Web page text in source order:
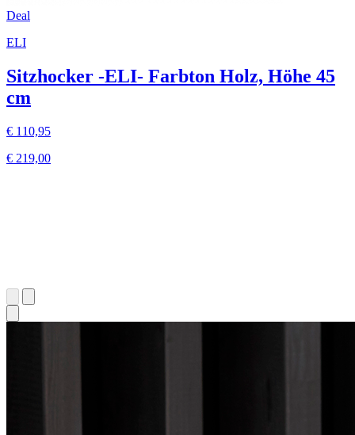
Deal
ELI
Sitzhocker -ELI- Farbton Holz, Höhe 45
cm
€ 110,95
€ 219,00